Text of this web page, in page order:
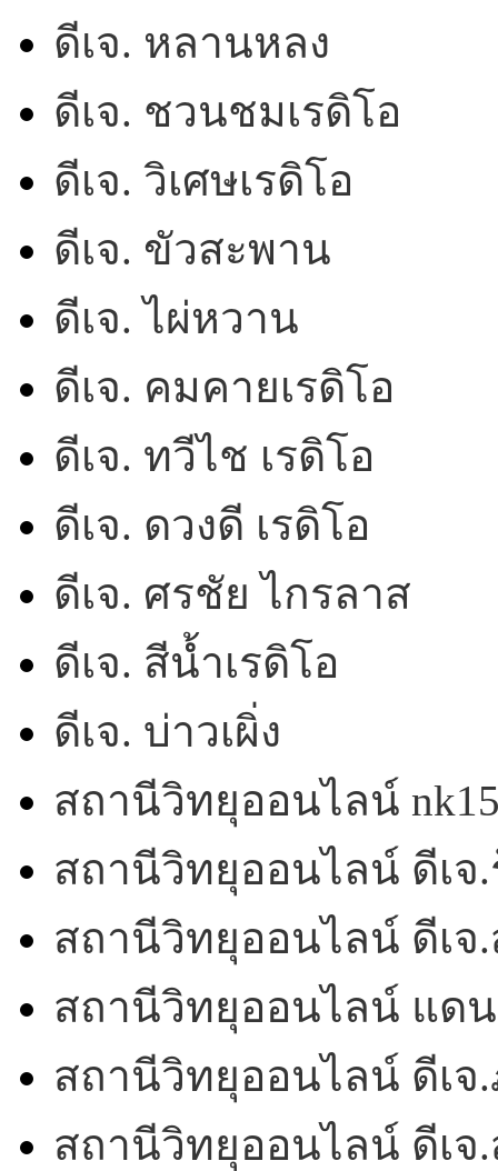
ดีเจ. หลานหลง
ดีเจ. ชวนชมเรดิโอ
ดีเจ. วิเศษเรดิโอ
ดีเจ. ขัวสะพาน
ดีเจ. ไผ่หวาน
ดีเจ. คมคายเรดิโอ
ดีเจ. ทวีไช เรดิโอ
ดีเจ. ดวงดี เรดิโอ
ดีเจ. ศรชัย ไกรลาส
ดีเจ. สีน้ำเรดิโอ
ดีเจ. บ่าวเผิ่ง
สถานีวิทยุออนไลน์
สถานีวิทยุออนไลน์ ดีเจ
สถานีวิทยุออนไลน์ ดีเ
สถานีวิทยุออนไลน์ แดน
สถานีวิทยุออนไลน์ ดีเจ
สถานีวิทยุออนไลน์ ดีเจ